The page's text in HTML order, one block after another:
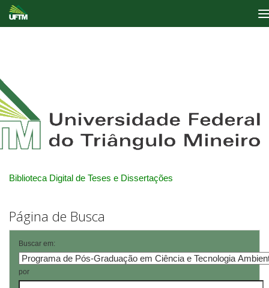
Biblioteca Digital de Teses e Dissertações
Página de Busca
Buscar em:
por